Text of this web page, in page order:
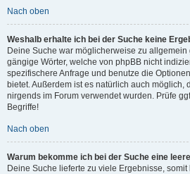
Nach oben
Weshalb erhalte ich bei der Suche keine
Deine Suche war möglicherweise zu
gängige Wörter, welche von phpBB nicht
spezifischere Anfrage und benutze die
bietet. Außerdem ist es natürlich auch möglich,
nirgends im Forum verwendet wurden. Prüfe
Begriffe!
Nach oben
Warum bekomme ich bei der Suche eine
Deine Suche lieferte zu viele Ergebnisse,